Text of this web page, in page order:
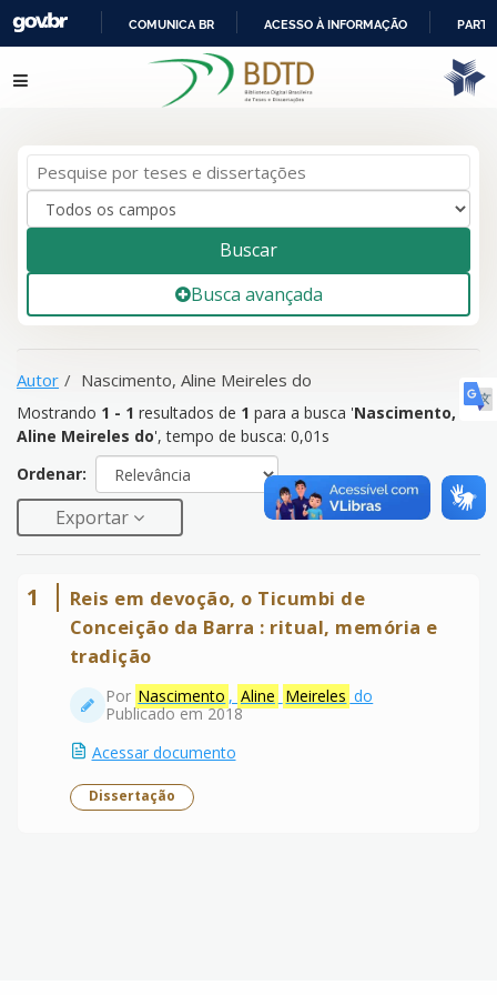
IR
PARA
COMUNICA BR ACESSO À INFORMAÇÃO
resultados de 1para a busca '
Nascimento,
Aline Meireles do
Pular para o conteúdo
Buscar
Busca avançada
Autor Nascimento, Aline Meireles do
Mostrando 1 - 1 resultados de 1 para a busca 'Nascimento,
Aline Meireles do', tempo de busca: 0,01s
Ordenar:
Exportar
1
Reis em devoção, o Ticumbi de
Conceição da Barra : ritual, memória e
tradição
Por Nascimento , Aline Meireles do
Publicado em 2018
Acessar documento
Dissertação